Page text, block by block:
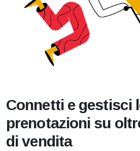
Connetti e gestisci
prenotazioni su
di vendita